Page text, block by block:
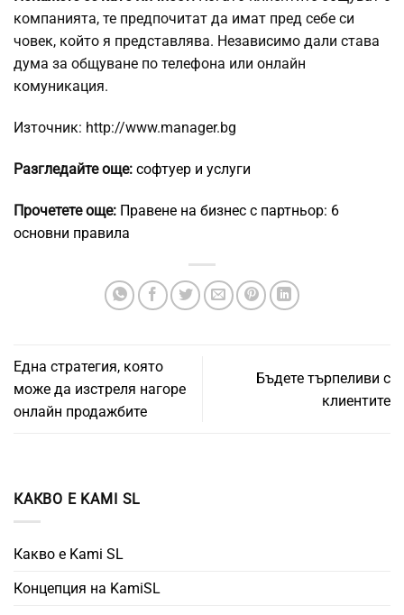
компанията, те предпочитат да имат пред себе си
човек, който я представлява. Независимо дали става
дума за общуване по телефона или онлайн
комуникация.
Източник: http://www.manager.bg
Разгледайте още: софтуер и услуги
Прочетете още: Правене на бизнес с партньор: 6
основни правила
Една стратегия, която
може да изстреля нагоре
онлайн продажбите
Бъдете търпеливи с
клиентите
КАКВО Е KAMI SL
Какво е Kami SL
Концепция на KamiSL